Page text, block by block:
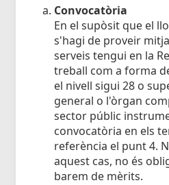
Convocatòria
En el supòsit que el
s'hagi de proveir
serveis tengui en la
treball com a forma
el nivell sigui 28 o
general o l'òrgan
sector públic
convocatòria en els
referència el punt 4.
aquest cas, no és
barem de mèrits.